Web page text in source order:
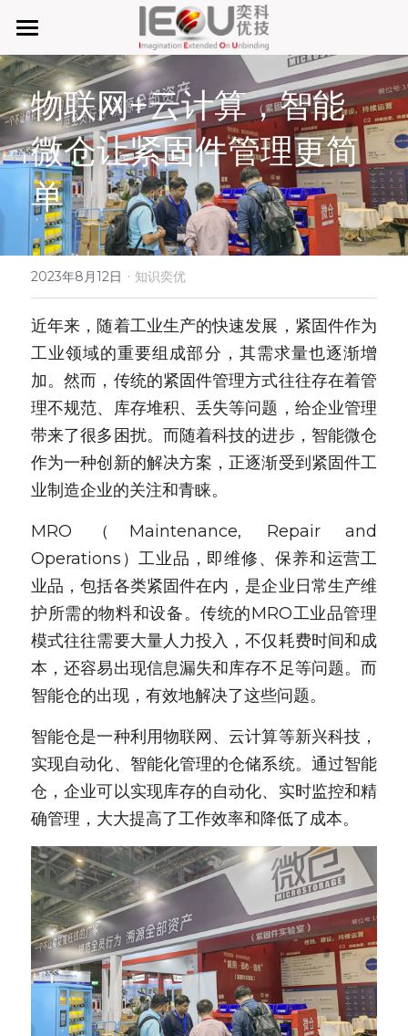
首页
微仓
D系微仓（热销）
产品与服务
单元智能化
单元智慧化
6S精益管理必备品
行业应用及案列
MRO工业物料智能化管理
手机平板智能存储
废旧家电拆解解决方案
商超快递配送解决方案
关于奕优
公司介绍
知识奕优
Lean Manufacturing（精益生产和管理）
新闻动态
服务模式
联系我们
搜索
物联网+云计算，智能
微仓让紧固件管理更简
单
2023年8月12日 · 知识奕优
近年来，随着工业生产的快速发展，紧固件作为
工业领域的重要组成部分，其需求量也逐渐增
加。然而，传统的紧固件管理方式往往存在着管
理不规范、库存堆积、丢失等问题，给企业管理
带来了很多困扰。而随着科技的进步，智能微仓
作为一种创新的解决方案，正逐渐受到紧固件工
业制造企业的关注和青睐。
MRO（Maintenance, Repair and
Operations）工业品，即维修、保养和运营工
业品，包括各类紧固件在内，是企业日常生产维
护所需的物料和设备。传统的MRO工业品管理
模式往往需要大量人力投入，不仅耗费时间和成
本，还容易出现信息漏失和库存不足等问题。而
智能仓的出现，有效地解决了这些问题。
智能仓是一种利用物联网、云计算等新兴科技，
实现自动化、智能化管理的仓储系统。通过智能
仓，企业可以实现库存的自动化、实时监控和精
确管理，大大提高了工作效率和降低了成本。